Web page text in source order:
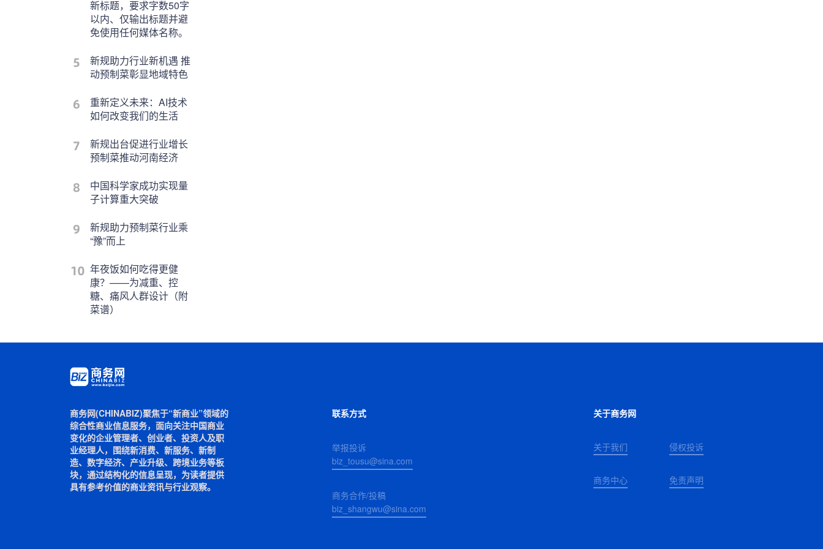
新标题，要求字数50字
以内、仅输出标题并避
免使用任何媒体名称。
新规助力行业新机遇 推
动预制菜彰显地域特色
重新定义未来：AI技术
如何改变我们的生活
新规出台促进行业增长
预制菜推动河南经济
中国科学家成功实现量
子计算重大突破
新规助力预制菜行业乘
“豫”而上
年夜饭如何吃得更健
康？——为减重、控
糖、痛风人群设计（附
菜谱）
商务网(CHINABIZ)聚焦于“新商业”领域的
综合性商业信息服务，面向关注中国商业
变化的企业管理者、创业者、投资人及职
业经理人，围绕新消费、新服务、新制
造、数字经济、产业升级、跨境业务等板
块，通过结构化的信息呈现，为读者提供
具有参考价值的商业资讯与行业观察。
联系方式
举报投诉
biz_tousu@sina.com
商务合作/投稿
biz_shangwu@sina.com
关于商务网
关于我们 侵权投诉
商务中心 免责声明